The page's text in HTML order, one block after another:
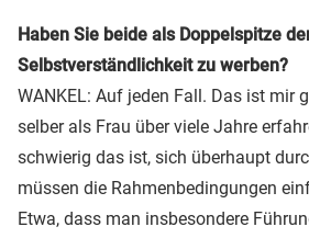
Haben Sie beide als Doppelspitze
Selbstverständlichkeit zu werben?
WANKEL: Auf jeden Fall. Das ist mir
selber als Frau über viele Jahre
schwierig das ist, sich überhaupt
müssen die Rahmenbedingungen
Etwa, dass man insbesondere